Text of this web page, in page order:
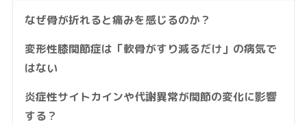
なぜ骨が折れると痛みを感じるのか？
変形性膝関節症は「軟骨がすり減るだけ」の病気で
はない
炎症性サイトカインや代謝異常が関節の変化に影響
する？